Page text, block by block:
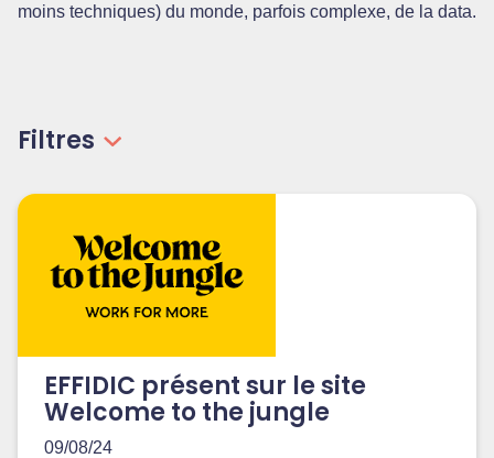
moins techniques) du monde, parfois complexe, de la data.
Filtres
EFFIDIC présent sur le site
Welcome to the jungle
09/08/24